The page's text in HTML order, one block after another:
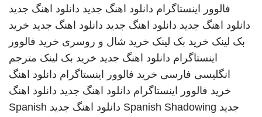
فالوور اینستاگرام دانلود اهنگ جدید دانلود اهنگ جدید
دانلود اهنگ جدید دانلود اهنگ جدید دانلود اهنگ جدید خرید
بک لینک خرید بک لینک خرید شال و روسری خرید فالوور
اینستاگرام دانلود اهنگ جدید خرید بک لینک مترجم
انگلیسی فارسی خرید فالوور اینستاگرام دانلود اهنگ
خرید فالوور اینستاگرام دانلود اهنگ جدید دانلود اهنگ
جدید Spanish Shadowing دانلود اهنگ جدید Spanish